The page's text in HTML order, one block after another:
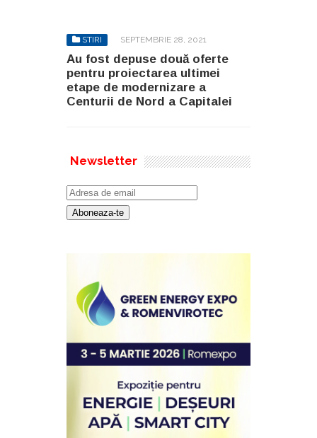
STIRI SEPTEMBRIE 28, 2021
Au fost depuse două oferte
pentru proiectarea ultimei
etape de modernizare a
Centurii de Nord a Capitalei
Newsletter